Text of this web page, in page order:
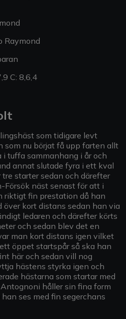
Raymond
C: 8,6,4
som tidigare levt
som nu börjat få upp farten allt
i tuffa sammanhang i år och
annat slutade fyra i ett kval
starter sedan och därefter
Försök näst senast för att i
riktigt fin prestation då han
kort distans sedan han via
ledaren och därefter körts
och sedan blev det en
man kort distans igen vilket
öppet startspår så ska han
här och sedan vill nog
hästens styrka igen och
hästarna som startar med
håller sin fina form
ses med fin segerchans